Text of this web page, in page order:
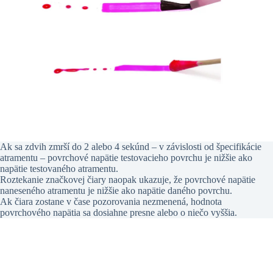
Ak sa zdvih zmrší do 2 alebo 4 sekúnd – v závislosti od špecifikácie
atramentu – povrchové napätie testovacieho povrchu je nižšie ako
napätie testovaného atramentu.
Roztekanie značkovej čiary naopak ukazuje, že povrchové napätie
naneseného atramentu je nižšie ako napätie daného povrchu.
Ak čiara zostane v čase pozorovania nezmenená, hodnota
povrchového napätia sa dosiahne presne alebo o niečo vyššia.